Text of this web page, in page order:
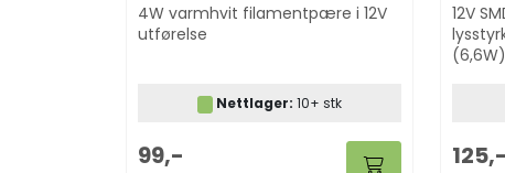
4W varmhvit filamentpære i 12V
utførelse
Nettlager: 10+ stk
99,-
12V
(6,6W)
125,-